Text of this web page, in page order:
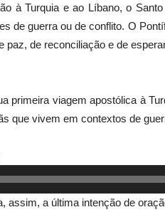
à Turquia e ao Líbano, o
de guerra ou de conflito. O
paz, de reconciliação e de
primeira viagem apostólica à
que vivem em contextos de
assim, a última intenção de